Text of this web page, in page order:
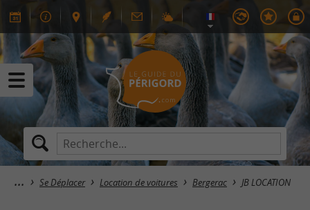
Se Déplacer Location de voitures Bergerac JB LOCATION